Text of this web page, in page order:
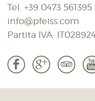
Tel. +39 0473 561395
info@pfeiss.com
Partita IVA:
b c 3